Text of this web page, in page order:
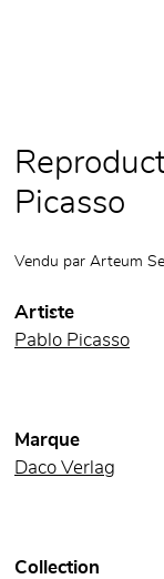
Picasso
Vendu par Arteum
Artiste
Pablo Picasso
Marque
Daco Verlag
Collection